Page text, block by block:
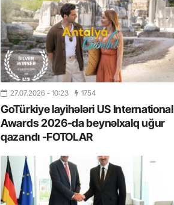
27.07.2026 - 10:23 1754
GoTürkiye layihələri US International
Awards 2026-da beynəlxalq uğur
qazandı -FOTOLAR